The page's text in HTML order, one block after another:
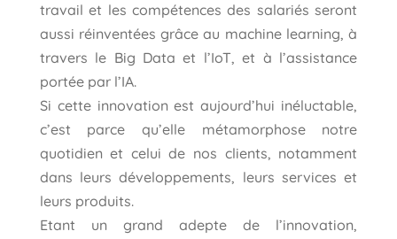
travail et les compétences des salariés seront
aussi réinventées grâce au machine learning, à
travers le Big Data et l’IoT, et à l’assistance
portée par l’IA.
Si cette innovation est aujourd’hui inéluctable,
c’est parce qu’elle métamorphose notre
quotidien et celui de nos clients, notamment
dans leurs développements, leurs services et
leurs produits.
Etant un grand adepte de l’innovation,